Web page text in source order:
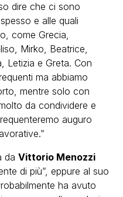
dire che ci sono
e alle quali
come Grecia,
Mirko, Beatrice,
Letizia e Greta. Con
ma abbiamo
mentre solo con
da condividere e
auguro
da Vittorio Menozzi
di più”, eppure al suo
ha avuto